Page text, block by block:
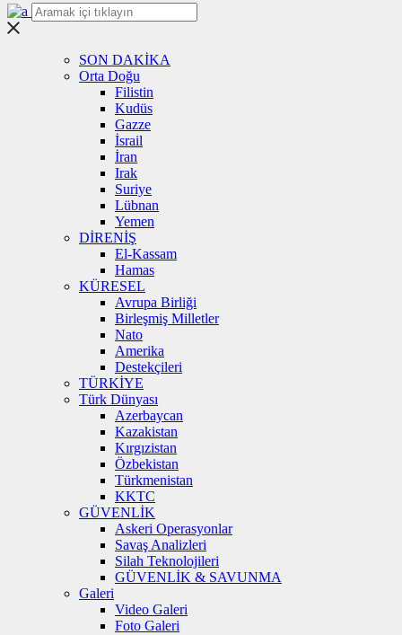
SON DAKİKA
Orta Doğu
Filistin
Kudüs
Gazze
İsrail
İran
Irak
Suriye
Lübnan
Yemen
DİRENİŞ
El-Kassam
Hamas
KÜRESEL
Avrupa Birliği
Birleşmiş Milletler
Nato
Amerika
Destekçileri
TÜRKİYE
Türk Dünyası
Azerbaycan
Kazakistan
Kırgızistan
Özbekistan
Türkmenistan
KKTC
GÜVENLİK
Askeri Operasyonlar
Savaş Analizleri
Silah Teknolojileri
GÜVENLİK & SAVUNMA
Galeri
Video Galeri
Foto Galeri